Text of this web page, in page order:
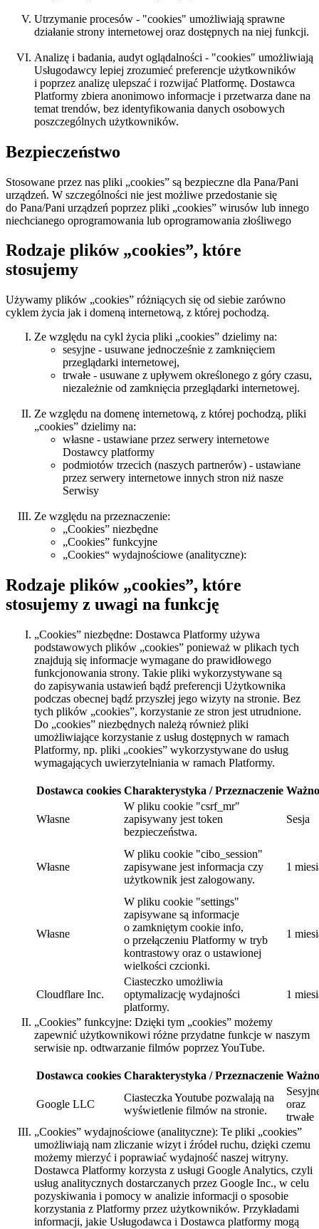
Utrzymanie procesów - "cookies" umożliwiają sprawne
działanie strony internetowej oraz dostępnych na niej funkcji.
Analizę i badania, audyt oglądalności - "cookies" umożliwiają
Usługodawcy lepiej zrozumieć preferencje użytkowników
i poprzez analizę ulepszać i rozwijać Platformę. Dostawca
Platformy zbiera anonimowo informacje i przetwarza dane na
temat trendów, bez identyfikowania danych osobowych
poszczególnych użytkowników.
Bezpieczeństwo
Stosowane przez nas pliki „cookies” są bezpieczne dla Pana/Pani
urządzeń. W szczególności nie jest możliwe przedostanie się
do Pana/Pani urządzeń poprzez pliki „cookies” wirusów lub innego
niechcianego oprogramowania lub oprogramowania złośliwego
Rodzaje plików „cookies”, które
stosujemy
Używamy plików „cookies” różniących się od siebie zarówno
cyklem życia jak i domeną internetową, z której pochodzą.
Ze względu na cykl życia pliki „cookies” dzielimy na:
sesyjne - usuwane jednocześnie z zamknięciem
przeglądarki internetowej,
trwałe - usuwane z upływem określonego z góry czasu,
niezależnie od zamknięcia przeglądarki internetowej.
Ze względu na domenę internetową, z której pochodzą, pliki
„cookies” dzielimy na:
własne - ustawiane przez serwery internetowe
Dostawcy platformy
podmiotów trzecich (naszych partnerów) - ustawiane
przez serwery internetowe innych stron niż nasze
Serwisy
Ze względu na przeznaczenie:
„Cookies” niezbędne
„Cookies” funkcyjne
„Cookies“ wydajnościowe (analityczne):
Rodzaje plików „cookies”, które
stosujemy z uwagi na funkcję
„Cookies” niezbędne: Dostawca Platformy używa
podstawowych plików „cookies” ponieważ w plikach tych
znajdują się informacje wymagane do prawidłowego
funkcjonowania strony. Takie pliki wykorzystywane są
do zapisywania ustawień bądź preferencji Użytkownika
podczas obecnej bądź przyszłej jego wizyty na stronie. Bez
tych plików „cookies”, korzystanie ze stron jest utrudnione.
Do „cookies” niezbędnych należą również pliki
umożliwiające korzystanie z usług dostępnych w ramach
Platformy, np. pliki „cookies” wykorzystywane do usług
wymagających uwierzytelniania w ramach Platformy.
Dostawca cookies Charakterystyka / Przeznaczenie
Własne
W pliku cookie "csrf_mr"
zapisywany jest token
bezpieczeństwa.
Sesja
Własne
W pliku cookie "cibo_session"
zapisywane jest informacja czy
użytkownik jest zalogowany.
1
Własne
W pliku cookie "settings"
zapisywane są informacje
o zamkniętym cookie info,
o przełączeniu Platformy w tryb
kontrastowy oraz o ustawionej
wielkości czcionki.
1
Cloudflare Inc.
Ciasteczko umożliwia
optymalizację wydajności
platformy.
1
„Cookies” funkcyjne: Dzięki tym „cookies” możemy
zapewnić użytkownikowi różne przydatne funkcje w naszym
serwisie np. odtwarzanie filmów poprzez YouTube.
Dostawca cookies Charakterystyka / Przeznaczenie
Google LLC
Ciasteczka Youtube pozwalają na
wyświetlenie filmów na stronie.
oraz
trwałe
„Cookies” wydajnościowe (analityczne): Te pliki „cookies”
umożliwiają nam zliczanie wizyt i źródeł ruchu, dzięki czemu
możemy mierzyć i poprawiać wydajność naszej witryny.
Dostawca Platformy korzysta z usługi Google Analytics, czyli
usług analitycznych dostarczanych przez Google Inc., w celu
pozyskiwania i pomocy w analizie informacji o sposobie
korzystania z Platformy przez użytkowników. Przykładami
informacji, jakie Usługodawca i Dostawca platformy mogą